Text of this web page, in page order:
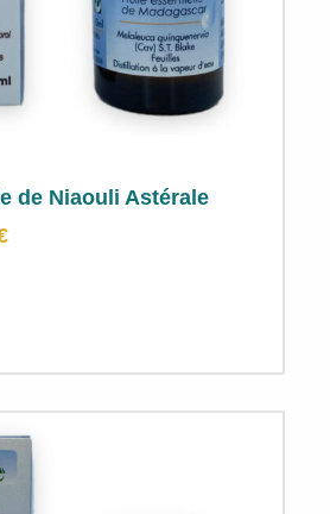
de Niaouli Astérale